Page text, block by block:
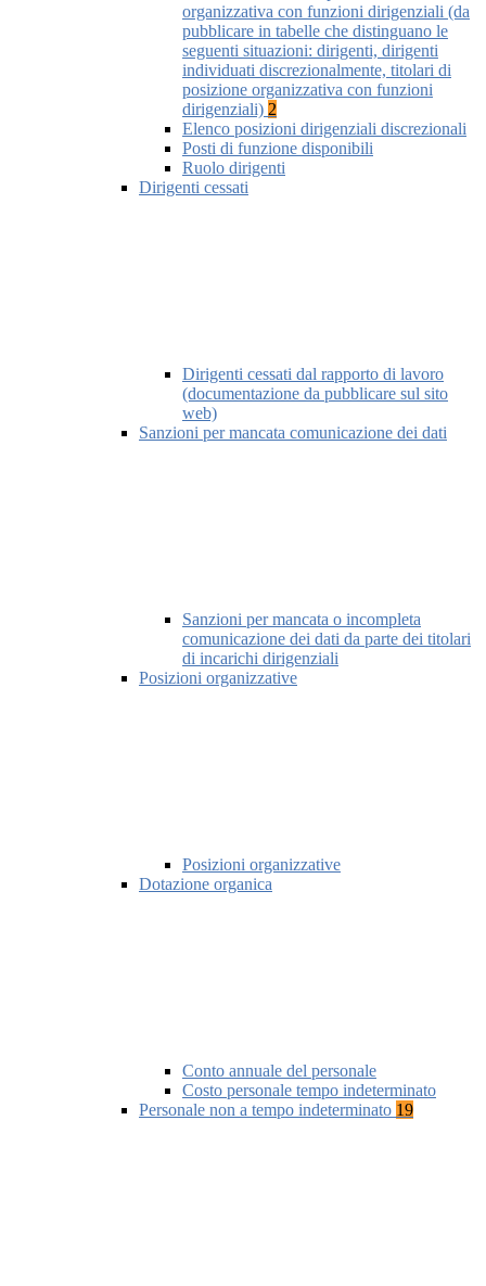
organizzativa con funzioni dirigenziali (da
pubblicare in tabelle che distinguano le
seguenti situazioni: dirigenti, dirigenti
individuati discrezionalmente, titolari di
posizione organizzativa con funzioni
dirigenziali) 2
Elenco posizioni dirigenziali discrezionali
Posti di funzione disponibili
Ruolo dirigenti
Dirigenti cessati
Dirigenti cessati dal rapporto di lavoro
(documentazione da pubblicare sul sito
web)
Sanzioni per mancata comunicazione dei dati
Sanzioni per mancata o incompleta
comunicazione dei dati da parte dei titolari
di incarichi dirigenziali
Posizioni organizzative
Posizioni organizzative
Dotazione organica
Conto annuale del personale
Costo personale tempo indeterminato
Personale non a tempo indeterminato 19